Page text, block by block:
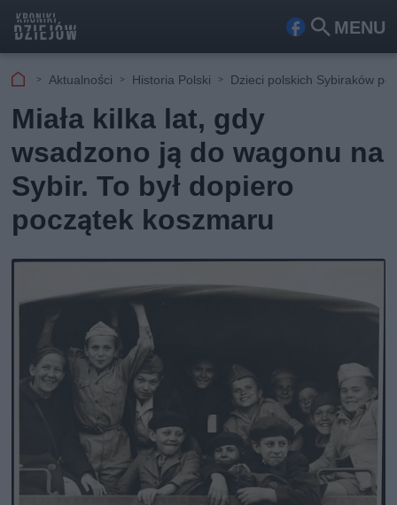
MENU
Fa
ook
Szu
kaj
Aktualności Historia Polski Dzieci polskich Sybiraków po
Miała kilka lat, gdy
wsadzono ją do wagonu na
Sybir. To był dopiero
początek koszmaru